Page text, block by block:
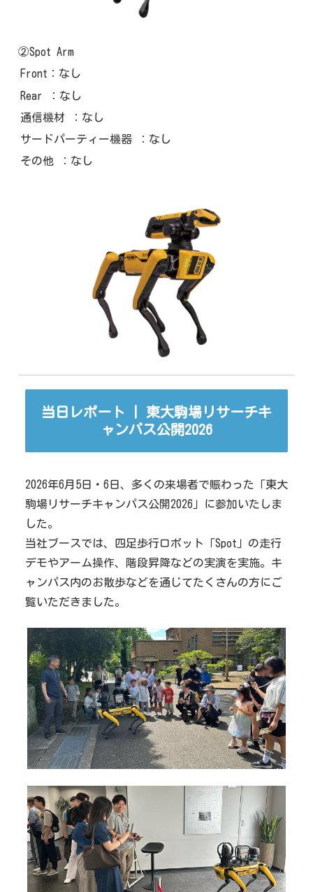
②Spot Arm
Front：なし
Rear ：なし
通信機材 ：なし
サードパーティー機器 ：なし
その他 ：なし
当日レポート | 東大駒場リサーチキ
ャンパス公開2026
2026年6月5日・6日、多くの来場者で賑わった「東大
駒場リサーチキャンパス公開2026」に参加いたしま
した。
当社ブースでは、四足歩行ロボット「Spot」の走行
デモやアーム操作、階段昇降などの実演を実施。キ
ャンパス内のお散歩などを通じてたくさんの方にご
覧いただきました。